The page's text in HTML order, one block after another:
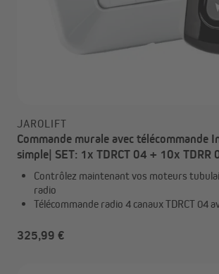
JAROLIFT
Commande murale avec télécommande
simple| SET: 1x TDRCT 04 + 10x TDRR
Contrôlez maintenant vos moteurs
radio
Télécommande radio 4 canaux TDRCT 04
325,99 €